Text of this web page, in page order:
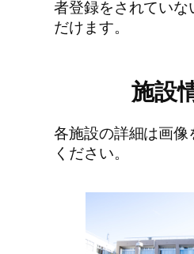
者登録をされていな
だけます。
施設
各施設の詳細は画像
ください。